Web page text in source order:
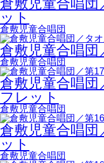
倉敷児童合唱団
ット
倉敷児童合唱団
倉敷児童合唱団
倉敷児童合唱団
倉敷児童合唱団
フレット
倉敷児童合唱団
倉敷児童合唱団
ット
倉敷児童合唱団